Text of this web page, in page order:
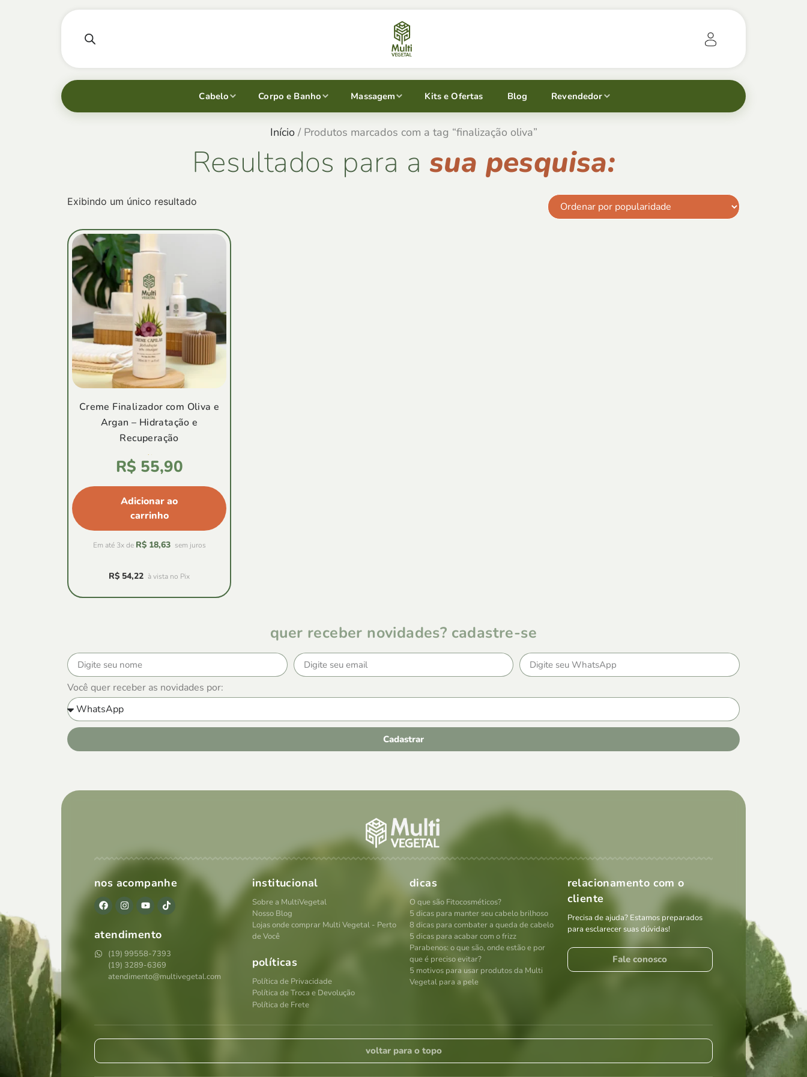
Cabelo Corpo e Banho Massagem Kits e Ofertas Blog Revendedor
Início/ Produtos marcados com a tag “finalização oliva”
Resultados para a sua pesquisa:
Exibindo um único resultado
Creme Finalizador com Oliva e
Argan – Hidratação e
Recuperação
4.94
de
5
R$ 55,90
Adicionar ao
carrinho
Em até 3x de R$18,63 sem juros
R$ 54,22 à vista no Pix
quer receber novidades? cadastre-se
Você quer receber as novidades por:
Cadastrar
nos acompanhe
atendimento
(19) 99558-7393
(19) 3289-6369
atendimento@multivegetal.com
institucional
Sobre a MultiVegetal
Nosso Blog
Lojas onde comprar Multi Vegetal - Perto
de Você
políticas
Política de Privacidade
Política de Troca e Devolução
Política de Frete
dicas
O que são Fitocosméticos?
5 dicas para manter seu cabelo brilhoso
8 dicas para combater a queda de cabelo
5 dicas para acabar com o frizz
Parabenos: o que são, onde estão e por
que é preciso evitar?
5 motivos para usar produtos da Multi
Vegetal para a pele
relacionamento com o
cliente
Precisa de ajuda? Estamos preparados
para esclarecer suas dúvidas!
Fale conosco
voltar para o topo